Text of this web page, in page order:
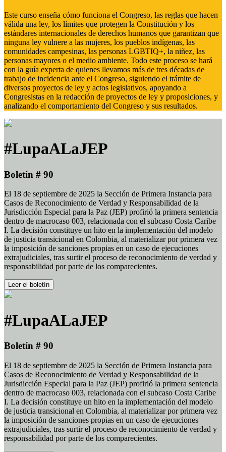
Este curso enseña cómo funciona el Congreso, las reglas que hacen
válida una ley, los límites que protegen la Constitución y los
estándares internacionales de derechos humanos que garantizan que
ninguna ley vulnere a las mujeres, los pueblos indígenas, las
comunidades campesinas, las personas LGBTIQ+, la niñez, las
personas mayores o el medio ambiente. Todo este proceso se hará
con la guía experta de quienes llevamos más de tres décadas de
trabajo de incidencia ante el Congreso, siguiendo el trámite de
diversos proyectos de ley y actos legislativos, apoyando a
Congresistas en la redacción de proyectos de ley y proposiciones, y
analizando el comportamiento del Congreso y sus resultados.
#LupaALaJEP
Boletín # 90
El 18 de septiembre de 2025 la Sección de Primera Instancia para
Casos de Reconocimiento de Verdad y Responsabilidad de la
Jurisdicción Especial para la Paz (JEP) profirió la primera sentencia
dentro de macrocaso 003, relacionada con el subcaso Costa Caribe
I. La decisión constituye un hito en la implementación del modelo
de justicia transicional en Colombia, al materializar por primera vez
la imposición de sanciones propias en un caso de ejecuciones
extrajudiciales, tras surtir el proceso de reconocimiento de verdad y
responsabilidad por parte de los comparecientes.
Leer el boletín
#LupaALaJEP
Boletín # 90
El 18 de septiembre de 2025 la Sección de Primera Instancia para
Casos de Reconocimiento de Verdad y Responsabilidad de la
Jurisdicción Especial para la Paz (JEP) profirió la primera sentencia
dentro de macrocaso 003, relacionada con el subcaso Costa Caribe
I. La decisión constituye un hito en la implementación del modelo
de justicia transicional en Colombia, al materializar por primera vez
la imposición de sanciones propias en un caso de ejecuciones
extrajudiciales, tras surtir el proceso de reconocimiento de verdad y
responsabilidad por parte de los comparecientes.